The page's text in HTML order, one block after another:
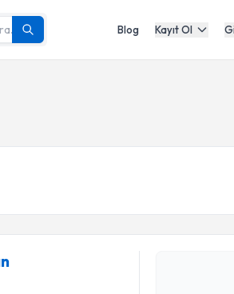
Blog Kayıt Ol
Dyt. Elzem Arslan